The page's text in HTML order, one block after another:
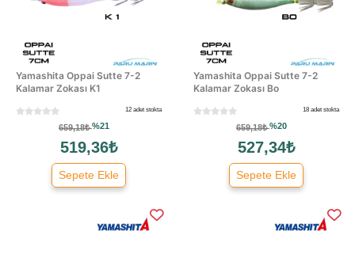
Yamashita Oppai Sutte 7-2
Kalamar Zokası K1
12 adet stokta
659,18₺%21
519,36₺
Sepete Ekle
Yamashita Oppai Sutte 7-2
Kalamar Zokası Bo
18 adet stokta
659,18₺%20
527,34₺
Sepete Ekle